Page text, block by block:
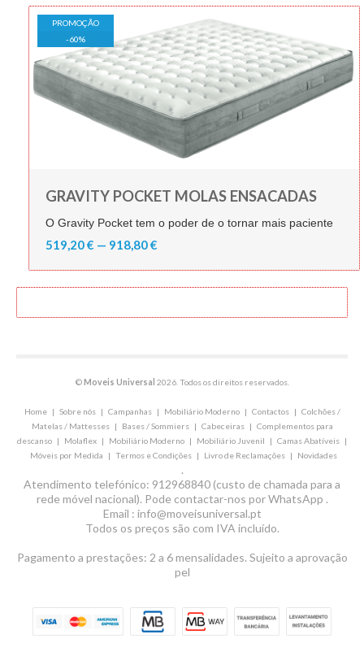
PROMOÇÃO
-60%
GRAVITY POCKET MOLAS ENSACADAS
O Gravity Pocket tem o poder de o tornar mais paciente
519,20 € — 918,80 €
© Moveis Universal 2026. Todos os direitos reservados.
Home| Sobre nós| Campanhas| Mobiliário Moderno| Contactos| Colchões /
Matelas / Mattesses| Bases / Sommiers| Cabeceiras| Complementos para
descanso | Molaflex | Mobiliário Moderno | Mobiliário Juvenil | Camas Abatíveis |
Móveis por Medida | Termos e Condições | Livro de Reclamações | Novidades
.
Atendimento telefónico: 912968840 (custo de chamada para a
rede móvel nacional). Pode contactar-nos por WhatsApp .
Email : info@moveisuniversal.pt
Todos os preços são com IVA incluído.
Pagamento a prestações: 2 a 6 mensalidades. Sujeito a aprovação
pel